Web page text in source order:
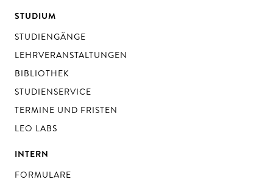
STUDIUM
STUDIENGÄNGE
LEHRVERANSTALTUNGEN
BIBLIOTHEK
STUDIENSERVICE
TERMINE UND FRISTEN
LEO LABS
INTERN
FORMULARE